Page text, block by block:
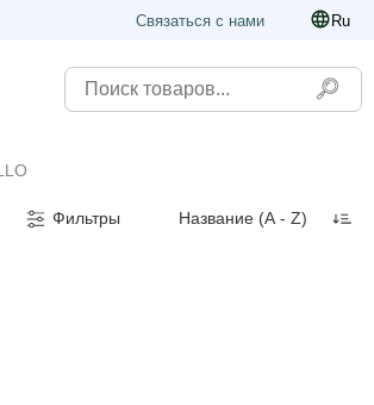
Связаться с нами Ru
Фильтры